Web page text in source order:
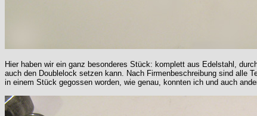
Hier haben wir ein ganz besonderes Stück: komplett aus Edelstahl,
auch den Doublelock setzen kann. Nach Firmenbeschreibung sind alle
in einem Stück gegossen worden, wie genau, konnten ich und auch